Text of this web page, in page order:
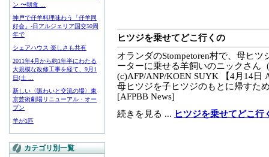
ン 〜朝食 ...
神戸で仔羊料理味わう「仔羊同
好会」-日アルジェリア国交50周
年で
シェアハウス 楽しさも共有
2011年4月から約1年半にわたる
大規模な改修工事を経て、9月1
日(土 ...
新しい〈賑わいと交流の場〉東
京芸術劇場リニューアル・オー
プン
羊が1匹
カテゴリ別一覧
ヒツジを乗せてどこ行くの
オランダのStompetoren村で、母ヒ
ーターに乗せる羊飼いのニックさん
(c)AFP/ANP/KOEN SUYK 【4月14日
母ヒツジを子ヒツジのもとに帰すた
[AFPBB News]
続きを見る ... ヒツジを乗せてどこ行